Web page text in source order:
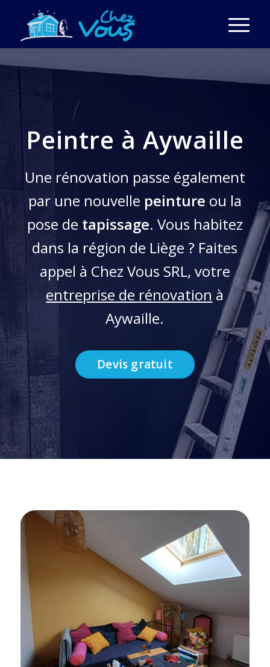
Peintre à Aywaille
Une rénovation passe également
par une nouvelle peinture ou la
pose de tapissage. Vous habitez
dans la région de Liège ? Faites
appel à Chez Vous SRL, votre
entreprise de rénovation à
Aywaille.
Devis gratuit